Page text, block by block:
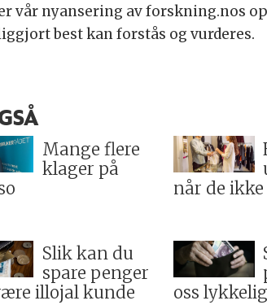
vår nyansering av forskning.nos
best kan forstås og vurderes.
Mange flere
klager på
når de
Slik kan du
spare penger
illojal kunde
oss